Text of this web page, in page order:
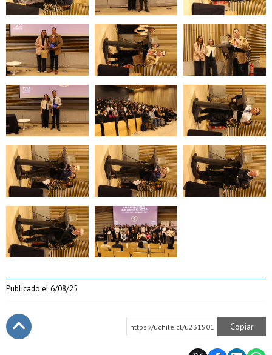
Zoom Zoom Zoom
Zoom Zoom Zoom
Zoom Zoom Zoom
Zoom Zoom
Publicado el6/08/25
https://uchile.cl/u231501 Copiar